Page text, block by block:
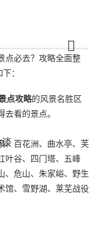
尊龙凯时888
点必去？攻略全面整
：
点攻略的风景名胜区
看的景点。
、百花洲、曲水亭、芙
叶谷、四门塔、五峰
、危山、朱家峪、野生
馆、雪野湖、莱芜战役